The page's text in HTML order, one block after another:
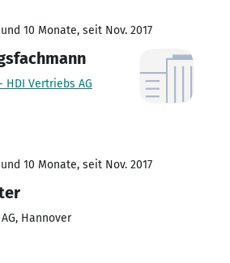
10 Monate, seit Nov. 2017
HDI Vertriebs AG
10 Monate, seit Nov. 2017
Hannover